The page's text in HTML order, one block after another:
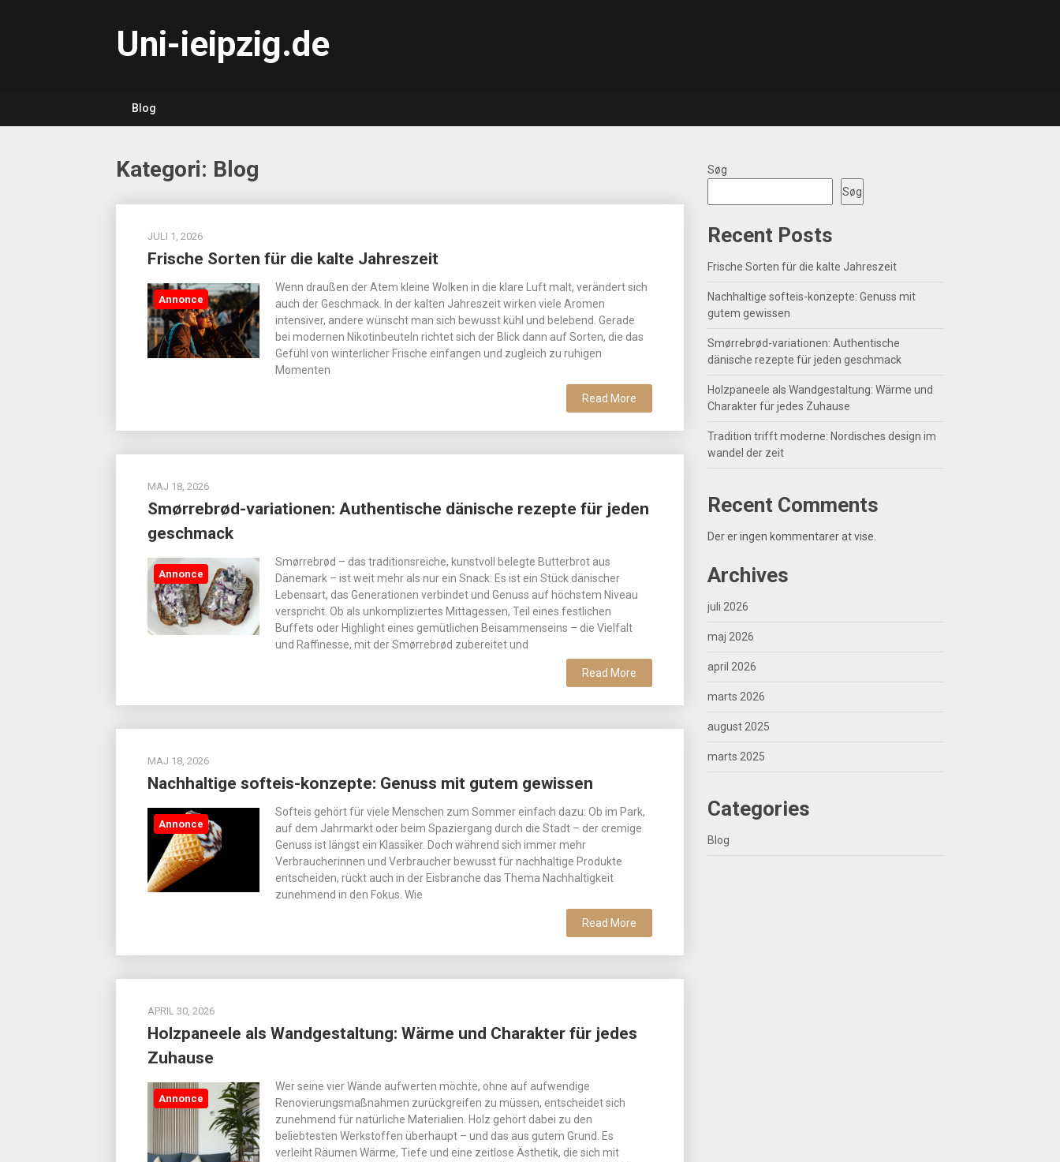
Uni-ieipzig.de
Blog
Kategori: Blog
JULI 1, 2026
Frische Sorten für die kalte Jahreszeit
Annonce
Wenn draußen der Atem kleine Wolken in die klare Luft malt, verändert sich
auch der Geschmack. In der kalten Jahreszeit wirken viele Aromen
intensiver, andere wünscht man sich bewusst kühl und belebend. Gerade
bei modernen Nikotinbeuteln richtet sich der Blick dann auf Sorten, die das
Gefühl von winterlicher Frische einfangen und zugleich zu ruhigen
Momenten
Read More
MAJ 18, 2026
Smørrebrød-variationen: Authentische dänische rezepte für jeden
geschmack
Annonce
Smørrebrød – das traditionsreiche, kunstvoll belegte Butterbrot aus
Dänemark – ist weit mehr als nur ein Snack: Es ist ein Stück dänischer
Lebensart, das Generationen verbindet und Genuss auf höchstem Niveau
verspricht. Ob als unkompliziertes Mittagessen, Teil eines festlichen
Buffets oder Highlight eines gemütlichen Beisammenseins – die Vielfalt
und Raffinesse, mit der Smørrebrød zubereitet und
Read More
MAJ 18, 2026
Nachhaltige softeis-konzepte: Genuss mit gutem gewissen
Annonce
Softeis gehört für viele Menschen zum Sommer einfach dazu: Ob im Park,
auf dem Jahrmarkt oder beim Spaziergang durch die Stadt – der cremige
Genuss ist längst ein Klassiker. Doch während sich immer mehr
Verbraucherinnen und Verbraucher bewusst für nachhaltige Produkte
entscheiden, rückt auch in der Eisbranche das Thema Nachhaltigkeit
zunehmend in den Fokus. Wie
Read More
APRIL 30, 2026
Holzpaneele als Wandgestaltung: Wärme und Charakter für jedes
Zuhause
Annonce
Wer seine vier Wände aufwerten möchte, ohne auf aufwendige
Renovierungsmaßnahmen zurückgreifen zu müssen, entscheidet sich
zunehmend für natürliche Materialien. Holz gehört dabei zu den
beliebtesten Werkstoffen überhaupt – und das aus gutem Grund. Es
verleiht Räumen Wärme, Tiefe und eine zeitlose Ästhetik, die sich mit
Søg
Søg
Recent Posts
Frische Sorten für die kalte Jahreszeit
Nachhaltige softeis-konzepte: Genuss mit
gutem gewissen
Smørrebrød-variationen: Authentische
dänische rezepte für jeden geschmack
Holzpaneele als Wandgestaltung: Wärme und
Charakter für jedes Zuhause
Tradition trifft moderne: Nordisches design im
wandel der zeit
Recent Comments
Der er ingen kommentarer at vise.
Archives
juli 2026
maj 2026
april 2026
marts 2026
august 2025
marts 2025
Categories
Blog